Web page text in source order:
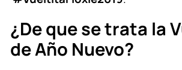
¿De que se trata la
de Año Nuevo?